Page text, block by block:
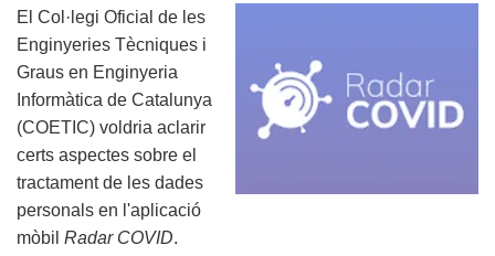
Patronat'
de
la
Universitat
de
Girona
(UdG)
El Col·legi Oficial de les
Enginyeries Tècniques i
Graus en Enginyeria
Informàtica de Catalunya
(COETIC) voldria aclarir
certs aspectes sobre el
tractament de les dades
personals en l'aplicació
mòbil Radar COVID.